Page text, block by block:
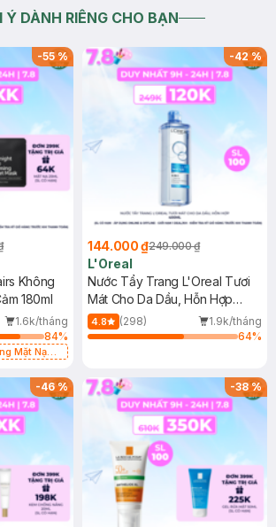
Ý DÀNH RIÊNG CHO BẠN
-55%
Không
180ml
1.6k/tháng
84%
Mặt Nạ
-42%
144.000 ₫249.000 ₫
L'Oreal
Nước Tẩy Trang L'Oreal Tươi
Mát Cho Da Dầu, Hỗn Hợp
400ml
4.8 (298)
1.9k/tháng
64%
-46% -38%